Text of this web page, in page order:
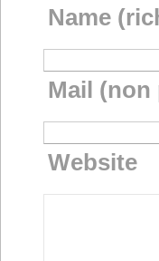
Name
Mail (non
Website